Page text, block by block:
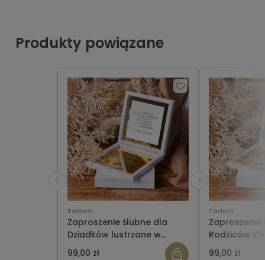
Produkty powiązane
Tadam
Zaproszenie ślubne dla
Dziadków lustrzane w
pudełeczku
99,00 zł
Tadam
Rodziców
lustrzane w
99,00 zł